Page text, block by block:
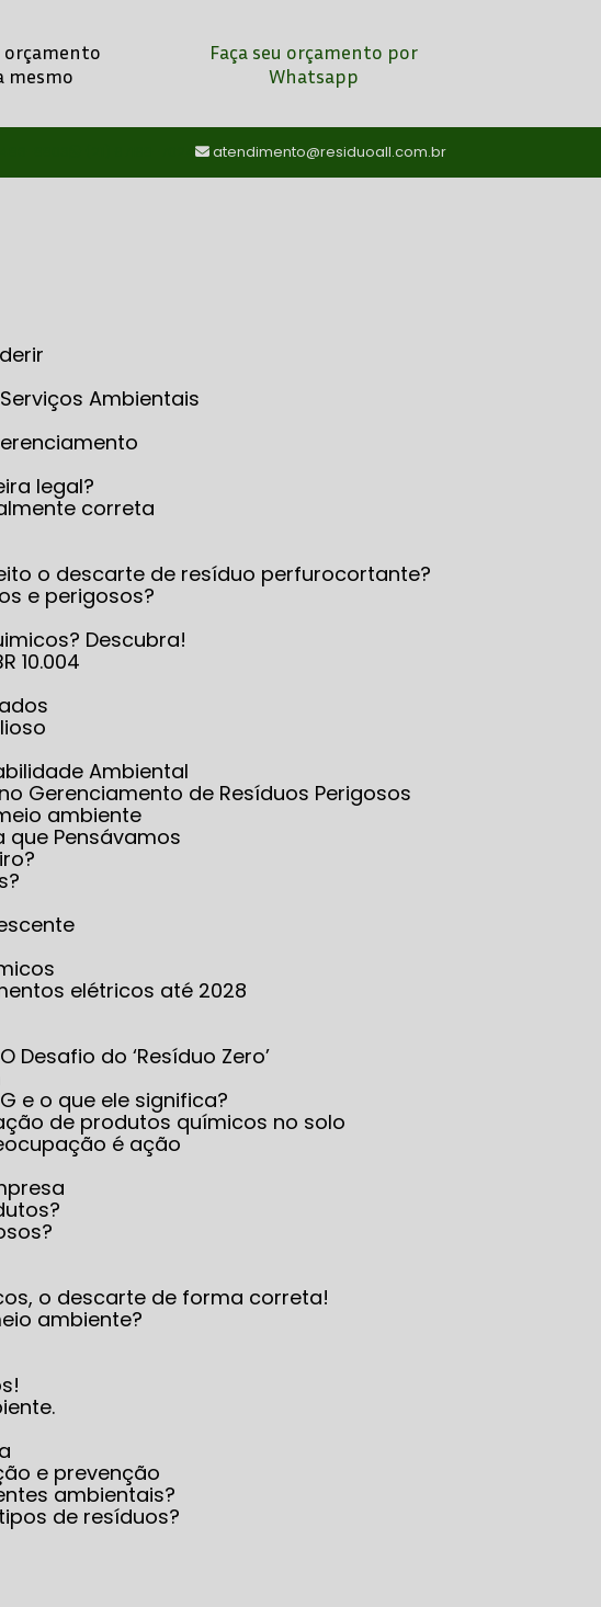
orçamento
mesmo
Faça seu orçamento por
Whatsapp
atendimento@residuoall.com.br
Ambientais
legal?
correta
o descarte de resíduo perfurocortante?
e perigosos?
Descubra!
10.004
Ambiental
Gerenciamento de Resíduos Perigosos
ambiente
que Pensávamos
elétricos até 2028
O Desafio do ‘Resíduo Zero’
e o que ele significa?
de produtos químicos no solo
é ação
o descarte de forma correta!
ambiente?
e prevenção
ambientais?
de resíduos?